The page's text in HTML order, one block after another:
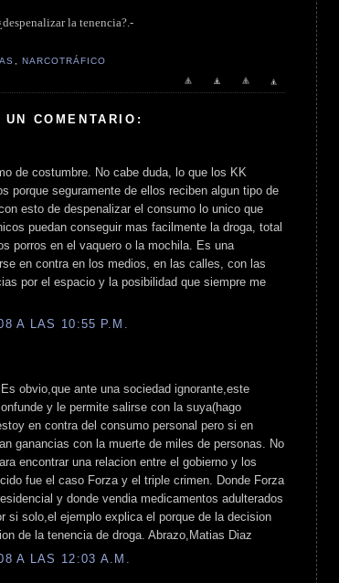
la tenencia?.-
NARCOTRÁFICO
COMENTARIO:
de costumbre. No cabe duda, lo que los KK
porque seguramente de ellos reciben algun tipo de
esto de despenalizar el consumo lo unico que
puedan conseguir mas facilmente la droga, total
porros en el vaquero o la mochila. Es una
en contra en los medios, en las calles, con las
por el espacio y la posibilidad que siempre me
A LAS 10:55 P.M.
obvio,que ante una sociedad ignorante,este
y le permite salirse con la suya(hago
en contra del consumo personal pero si en
ganancias con la muerte de miles de personas. No
encontrar una relacion entre el gobierno y los
fue el caso Forza y el triple crimen. Donde Forza
y donde vendia medicamentos adulterados
si solo,el ejemplo explica el porque de la decision
de la tenencia de droga. Abrazo,Matias Diaz
A LAS 12:03 A.M.